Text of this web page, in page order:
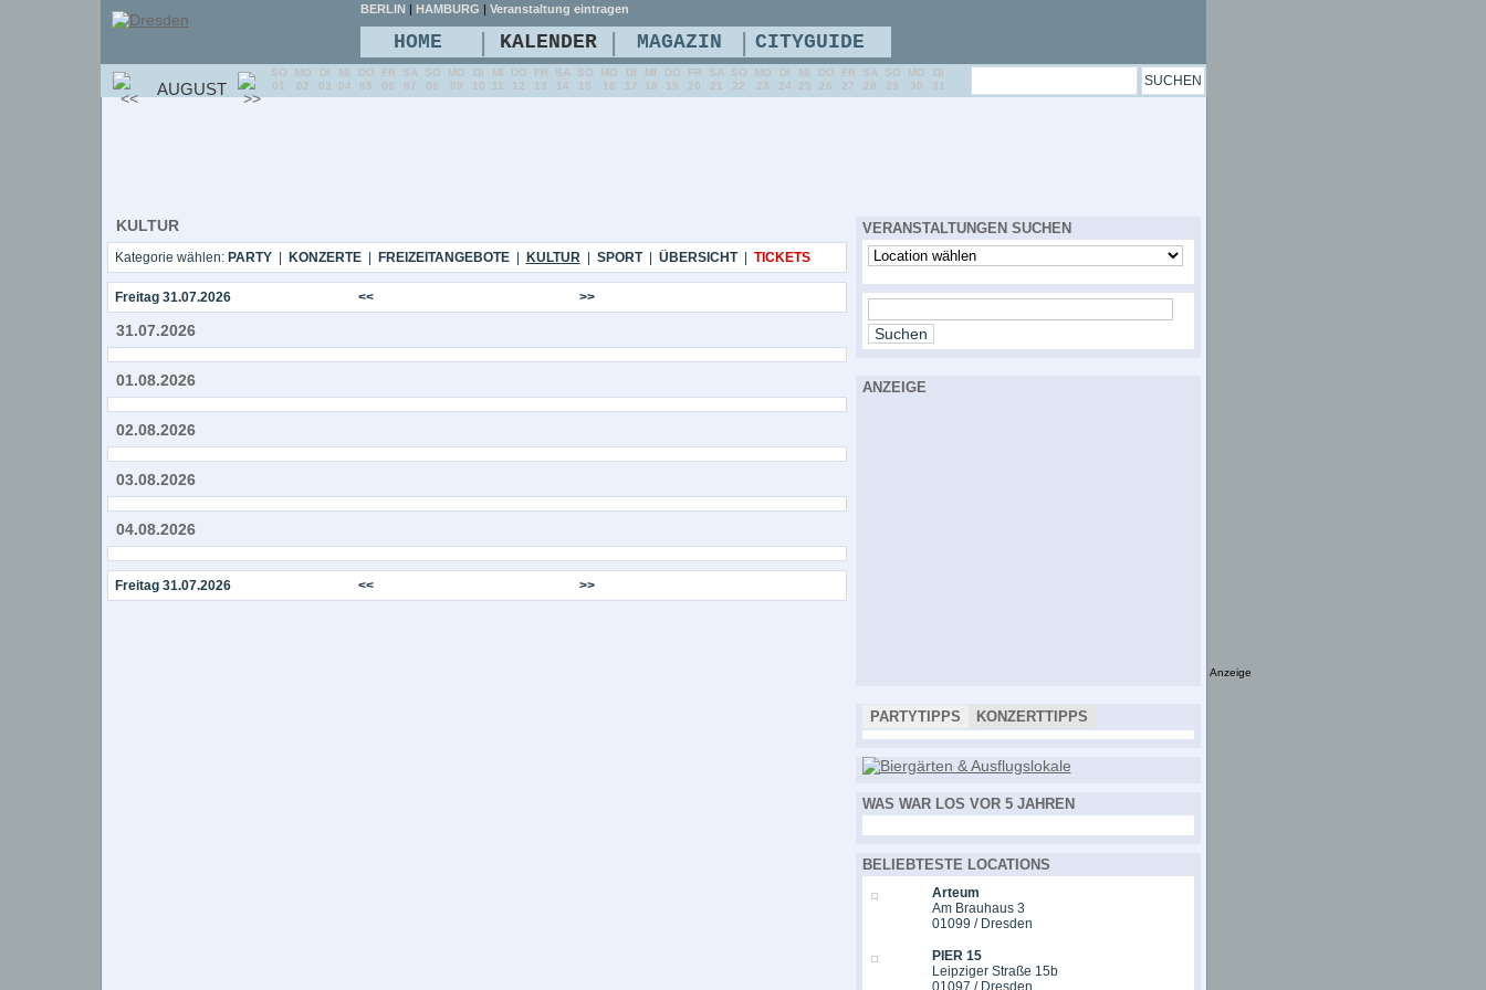
KULTUR
Kategorie wählen: PARTY| KONZERTE| FREIZEITANGEBOTE| KULTUR| SPORT| ÜBERSICHT| TICKETS
Freitag 31.07.2026 << >>
31.07.2026
01.08.2026
02.08.2026
03.08.2026
04.08.2026
Freitag 31.07.2026 << >>
VERANSTALTUNGEN SUCHEN
ANZEIGE
PARTYTIPPS KONZERTTIPPS
WAS WAR LOS VOR 5 JAHREN
BELIEBTESTE LOCATIONS
Arteum
Am Brauhaus 3
01099 / Dresden
PIER 15
Leipziger Straße 15b
01097 / Dresden
BERLIN | HAMBURG | Veranstaltung eintragen
HOME | KALENDER | MAGAZIN | CITYGUIDE
AUGUST
SO
01
MO
02
DI
03
MI
04
DO
05
FR
06
SA
07
SO
08
MO
09
DI
10
MI
11
DO
12
FR
13
SA
14
SO
15
MO
16
DI
17
MI
18
DO
19
FR
20
SA
21
SO
22
MO
23
DI
24
MI
25
DO
26
FR
27
SA
28
SO
29
MO
30
DI
31
Anzeige